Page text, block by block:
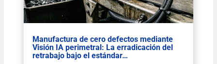
Manufactura de cero defectos mediante
Visión IA perimetral: La erradicación del
retrabajo bajo el estándar…